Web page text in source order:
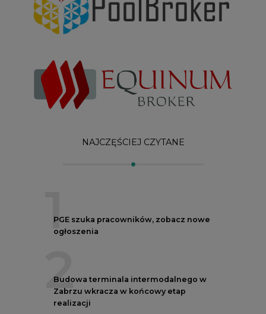
1
2
Budowa terminala intermodalnego w
Zabrzu wkracza w końcowy etap
4
Do końca sierpnia trzeba złożyć wniosek
5
Przegląd najnowszych rekrutacji na
stanowiska kierownicze w polskiej